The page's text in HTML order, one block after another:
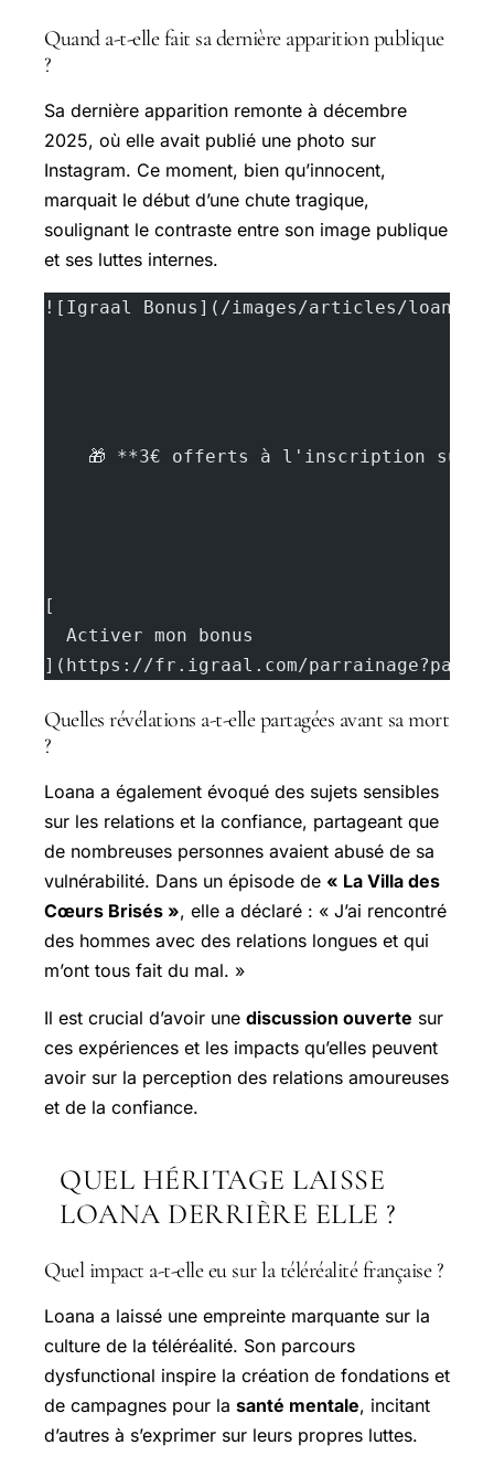
Quand a-t-elle fait sa dernière apparition publique
?
Sa dernière apparition remonte à décembre
2025, où elle avait publié une photo sur
Instagram. Ce moment, bien qu’innocent,
marquait le début d’une chute tragique,
soulignant le contraste entre son image publique
et ses luttes internes.
![Igraal Bonus](/images/articles/loana-
🎁 **3€ offerts à l'inscription sur
[
  Activer mon bonus
](https://fr.igraal.com/
Quelles révélations a-t-elle partagées avant sa mort
?
Loana a également évoqué des sujets sensibles
sur les relations et la confiance, partageant que
de nombreuses personnes avaient abusé de sa
vulnérabilité. Dans un épisode de « La Villa des
Cœurs Brisés », elle a déclaré : « J’ai rencontré
des hommes avec des relations longues et qui
m’ont tous fait du mal. »
Il est crucial d’avoir une discussion ouverte sur
ces expériences et les impacts qu’elles peuvent
avoir sur la perception des relations amoureuses
et de la confiance.
QUEL HÉRITAGE LAISSE
LOANA DERRIÈRE ELLE ?
Quel impact a-t-elle eu sur la téléréalité française ?
Loana a laissé une empreinte marquante sur la
culture de la téléréalité. Son parcours
dysfunctional inspire la création de fondations et
de campagnes pour la santé mentale, incitant
d’autres à s’exprimer sur leurs propres luttes.